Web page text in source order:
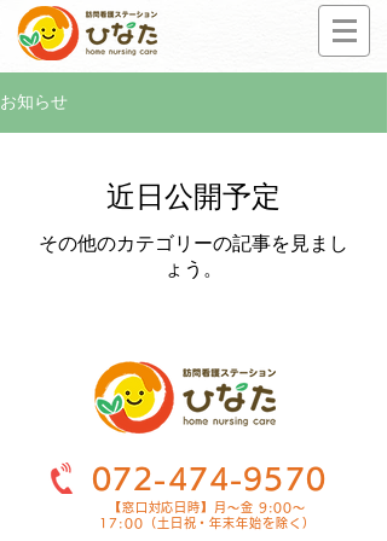
お知らせ
近日公開予定
その他のカテゴリーの記事を見まし
ょう。
072-474-9570
【窓口対応日時】月～金 9:00～
17:00（土日祝・年末年始を除く）